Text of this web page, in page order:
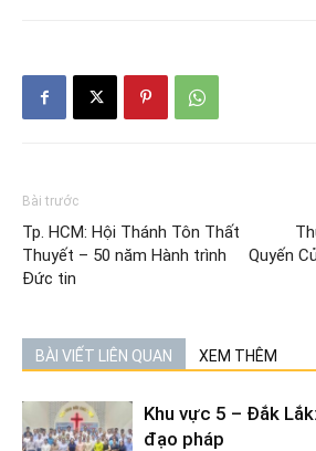
Bài trước
Tp. HCM: Hội Thánh Tôn Thất
Thuyết – 50 năm Hành trình
Đức tin
Quyến
BÀI VIẾT LIÊN QUAN XEM THÊM
Khu vực 5 – Đắk
đạo pháp